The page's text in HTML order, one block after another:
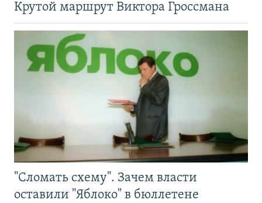
Крутой маршрут Виктора Гроссмана
"Сломать схему". Зачем власти
оставили "Яблоко" в бюллетене